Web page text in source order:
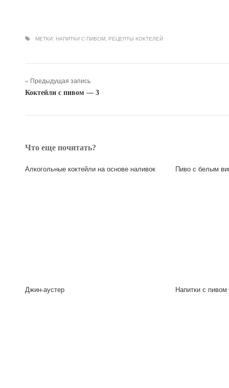
МЕТКИ: НАПИТКИ С ПИВОМ, РЕЦЕПТЫ КОКТЕЛЕЙ
« Предыдущая запись
Коктейли с пивом — 3
Что еще почитать?
Алкогольные коктейли на основе наливок Пиво с белым
Джин-аустер Напитки с